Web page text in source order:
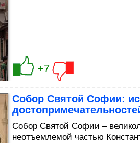
+7
Собор Святой Софии:
Собор Святой Софии –
неотъемлемой частью